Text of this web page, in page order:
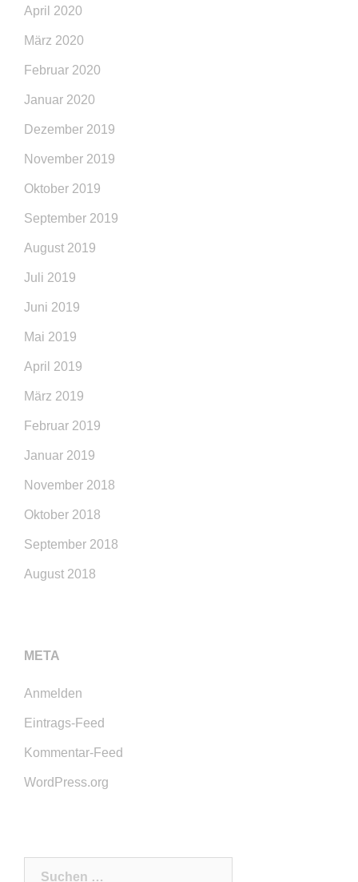
April 2020
März 2020
Februar 2020
Januar 2020
Dezember 2019
November 2019
Oktober 2019
September 2019
August 2019
Juli 2019
Juni 2019
Mai 2019
April 2019
März 2019
Februar 2019
Januar 2019
November 2018
Oktober 2018
September 2018
August 2018
META
Anmelden
Eintrags-Feed
Kommentar-Feed
WordPress.org